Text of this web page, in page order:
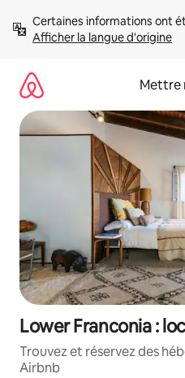
directement
Afficher la langue d'origine
Mettre
Lower Franconia :
Trouvez et réservez des
Airbnb